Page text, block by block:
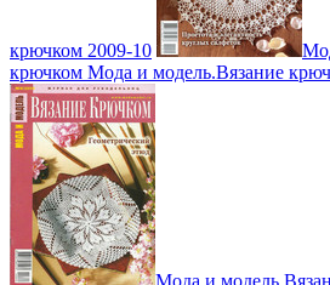
крючком 2009-10
крючком Мода и модель.Вязание
Мода и модель